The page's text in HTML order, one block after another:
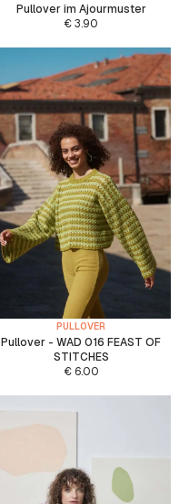
Pullover im Ajourmuster
€3.90
PULLOVER
Pullover - WAD 016 FEAST OF
STITCHES
€6.00